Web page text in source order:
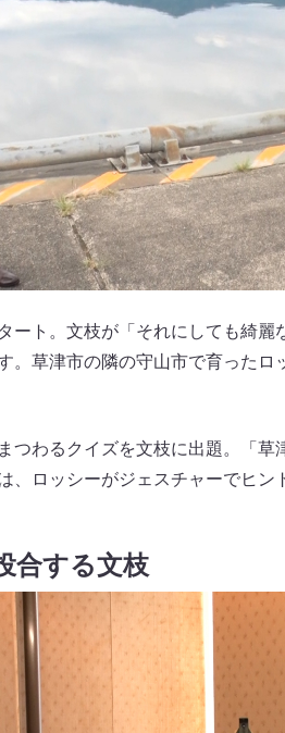
ート。文枝が「それにしても綺
。草津市の隣の守山市で育った
つわるクイズを文枝に出題。「
、ロッシーがジェスチャーでヒン
合する文枝